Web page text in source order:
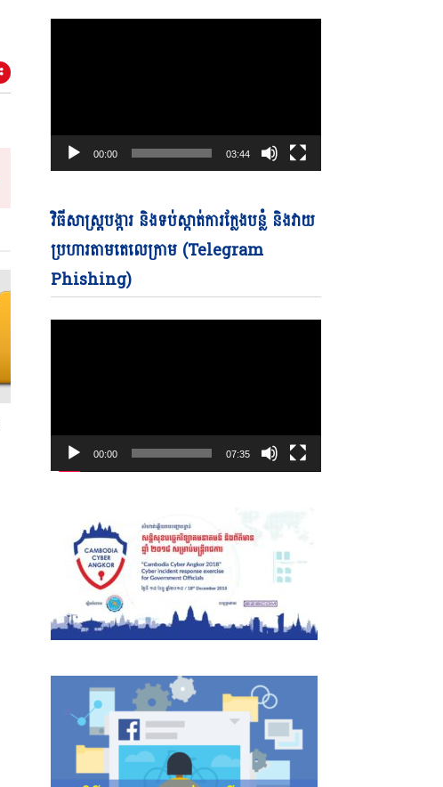
00:00 03:44
វិធីសាស្ត្របង្ការ និងទប់ស្កាត់ការក្លែងបន្លំ និងវាយ
ប្រហារតាមតេលេក្រាម (Telegram
Phishing)
00:00 07:35